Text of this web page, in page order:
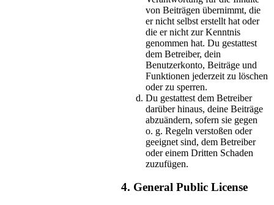
von Beiträgen übernimmt, die
er nicht selbst erstellt hat oder
die er nicht zur Kenntnis
genommen hat. Du gestattest
dem Betreiber, dein
Benutzerkonto, Beiträge und
Funktionen jederzeit zu löschen
oder zu sperren.
Du gestattest dem Betreiber
darüber hinaus, deine Beiträge
abzuändern, sofern sie gegen
o. g. Regeln verstoßen oder
geeignet sind, dem Betreiber
oder einem Dritten Schaden
zuzufügen.
4. General Public License